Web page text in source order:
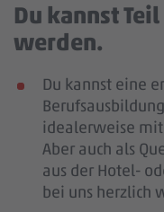
Du kannst
werden.
Du kannst eine
idealerweise
Aber auch als
aus der Hotel-
bei uns herzlich